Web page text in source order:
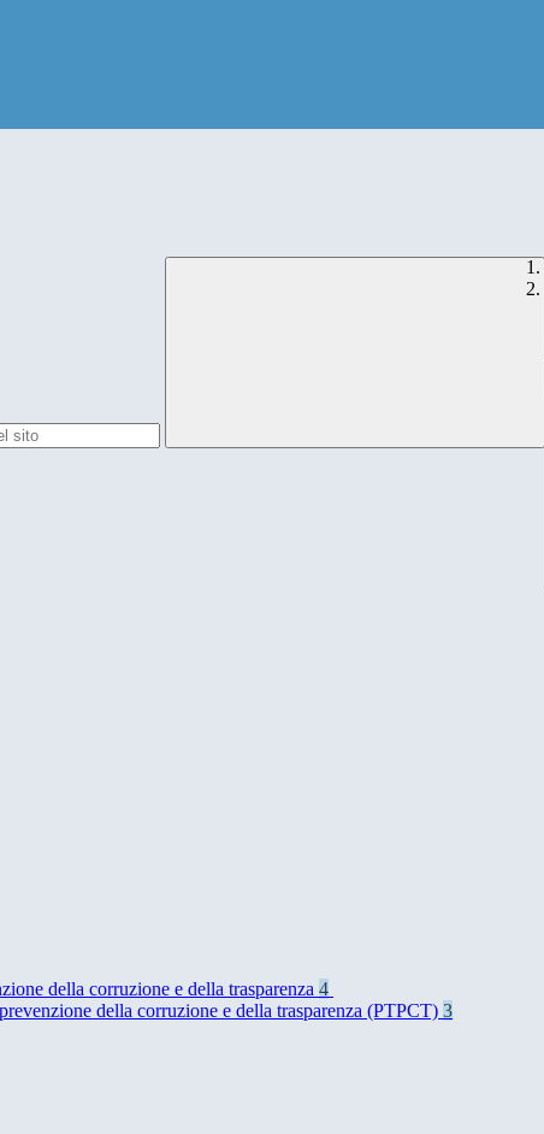
della corruzione e della trasparenza 4
della corruzione e della trasparenza (PTPCT) 3